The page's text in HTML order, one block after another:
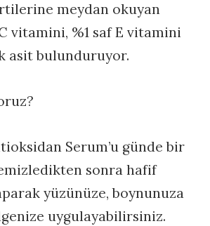
meydan okuyan
vitamini, %1 saf E vitamini
asit bulunduruyor.
Serum’u günde bir
sonra hafif
yüzünüze, boynunuza
uygulayabilirsiniz.